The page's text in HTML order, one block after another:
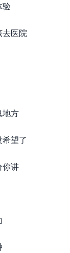
验
去医院
地方
望了
你讲